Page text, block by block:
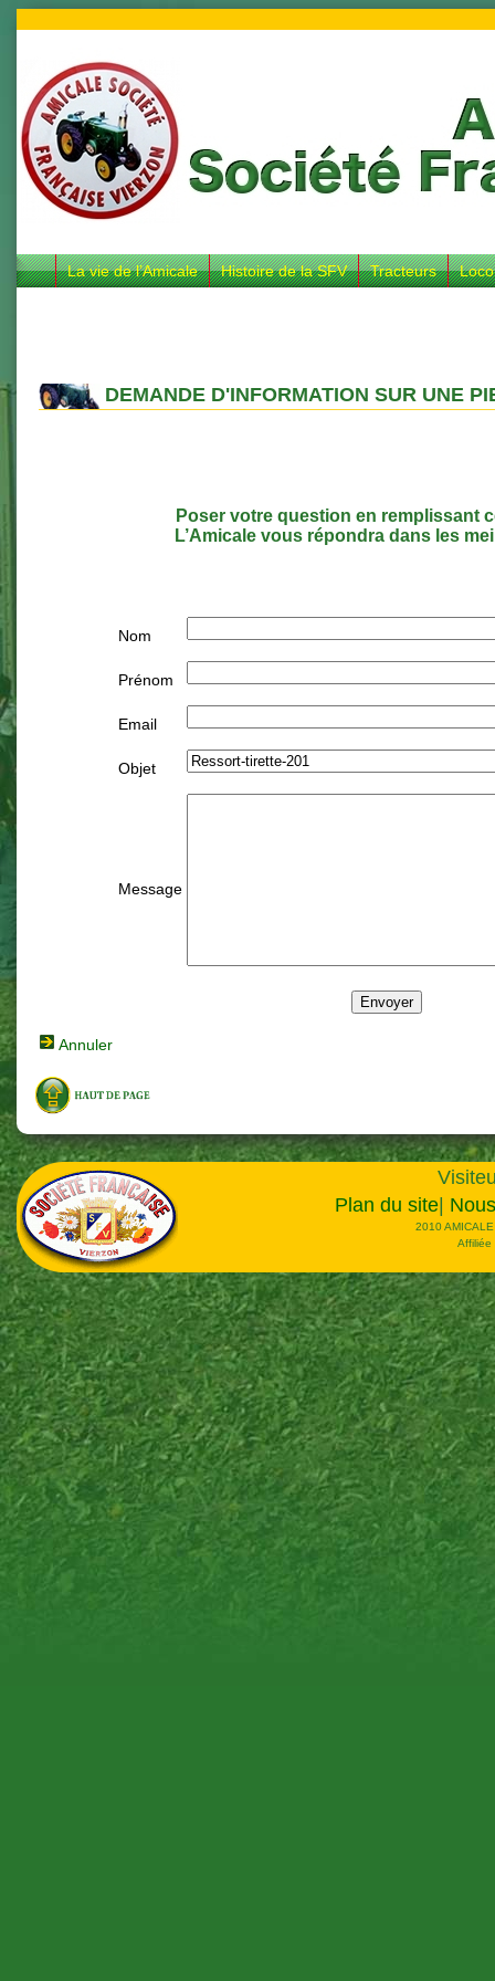
La vie de l’Amicale Histoire de la SFV Tracteurs
DEMANDE D'INFORMATION SUR UNE
Poser votre question en remplissant
L’Amicale vous répondra dans les
Nom
Prénom
Email
Objet
Message
Annuler
Plan du site|
2010
Affiliée